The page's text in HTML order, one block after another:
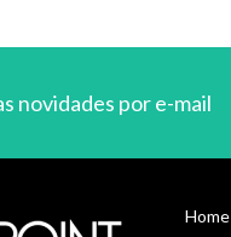
novidades por e-mail
Home